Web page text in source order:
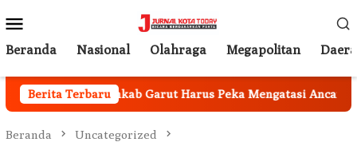
ke
kontenMobile
Beranda Nasional Olahraga Megapolitan
Berita Terbaru
Nasional, Pemkab Garut Harus Peka Mengatasi Ancaman
Beranda Uncategorized